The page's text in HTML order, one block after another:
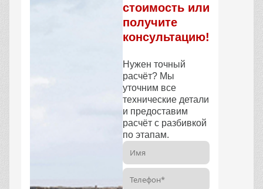
стоимость или
получите
консультацию!
Нужен точный
расчёт? Мы
уточним все
технические детали
и предоставим
расчёт с разбивкой
по этапам.